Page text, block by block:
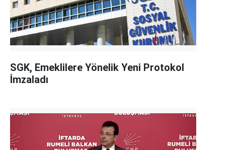
SGK, Emeklilere Yönelik Yeni Protokol
İmzaladı